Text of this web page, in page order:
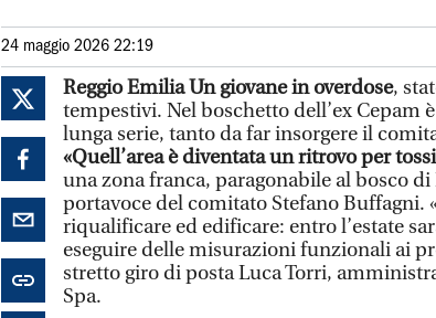
24 maggio 2026 22:19
Reggio EmiliaUn giovane in overdose,
tempestivi. Nel boschetto dell’ex Cepam
lunga serie, tanto da far insorgere il
«Quell’area è diventata un ritrovo per
una zona franca, paragonabile al bosco
portavoce del comitato Stefano Buffagni.
riqualificare ed edificare: entro l’estate
eseguire delle misurazioni funzionali ai
stretto giro di posta Luca Torri,
Spa.